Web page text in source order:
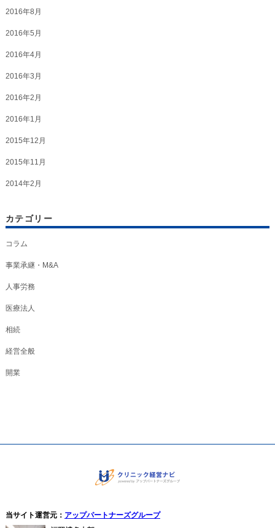
2016年8月
2016年5月
2016年4月
2016年3月
2016年2月
2016年1月
2015年12月
2015年11月
2014年2月
カテゴリー
コラム
事業承継・M&A
人事労務
医療法人
相続
経営全般
開業
当サイト運営元： アップパートナーズグループ